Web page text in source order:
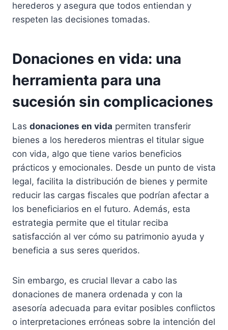
herederos y asegura que todos entiendan y
respeten las decisiones tomadas.
Donaciones en vida: una
herramienta para una
sucesión sin complicaciones
Las donaciones en vida permiten transferir
bienes a los herederos mientras el titular sigue
con vida, algo que tiene varios beneficios
prácticos y emocionales. Desde un punto de vista
legal, facilita la distribución de bienes y permite
reducir las cargas fiscales que podrían afectar a
los beneficiarios en el futuro. Además, esta
estrategia permite que el titular reciba
satisfacción al ver cómo su patrimonio ayuda y
beneficia a sus seres queridos.
Sin embargo, es crucial llevar a cabo las
donaciones de manera ordenada y con la
asesoría adecuada para evitar posibles conflictos
o interpretaciones erróneas sobre la intención del